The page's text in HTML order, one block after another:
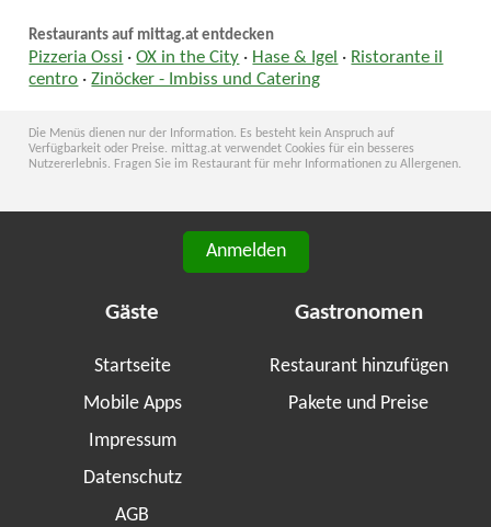
Restaurants auf mittag.at entdecken
Pizzeria Ossi ·OX in the City · Hase & Igel · Ristorante il
centro ·Zinöcker - Imbiss und Catering
Die Menüs dienen nur der Information. Es besteht kein Anspruch auf
Verfügbarkeit oder Preise. mittag.at verwendet Cookies für ein besseres
Nutzererlebnis. Fragen Sie im Restaurant für mehr Informationen zu Allergenen.
Anmelden
Gäste
Startseite
Mobile Apps
Impressum
Datenschutz
AGB
Gastronomen
Restaurant hinzufügen
Pakete und Preise